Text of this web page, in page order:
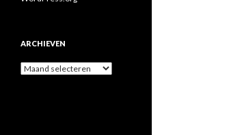
ARCHIEVEN
Archieven